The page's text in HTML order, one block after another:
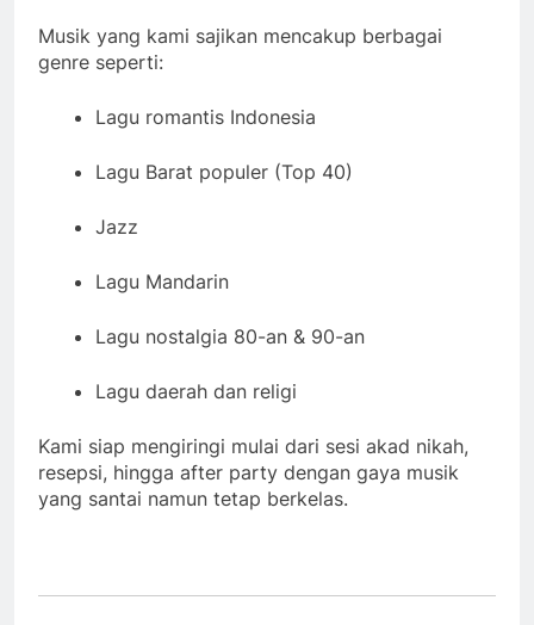
Musik yang kami sajikan mencakup berbagai
genre seperti:
Lagu romantis Indonesia
Lagu Barat populer (Top 40)
Jazz
Lagu Mandarin
Lagu nostalgia 80-an & 90-an
Lagu daerah dan religi
Kami siap mengiringi mulai dari sesi akad nikah,
resepsi, hingga after party dengan gaya musik
yang santai namun tetap berkelas.